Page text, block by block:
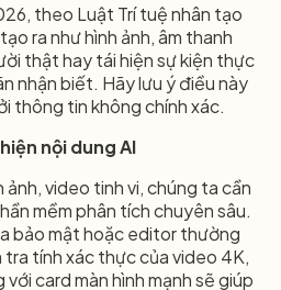
theo Luật Trí tuệ nhân tạo
ra như hình ảnh, âm thanh
thật hay tái hiện sự kiện thực
nhận biết. Hãy lưu ý điều này
thông tin không chính xác.
nội dung AI
video tinh vi, chúng ta cần
mềm phân tích chuyên sâu.
bảo mật hoặc editor thường
tra tính xác thực của video 4K,
card màn hình mạnh sẽ giúp